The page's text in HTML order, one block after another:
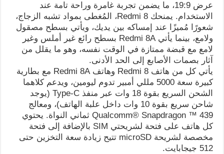
عرض 19:9، ما يضمن تجربة غامرة وراحة تامة عند
الاستخدام. يمنحك Redmi 8، المُغطى بمواد تشبه الزجاج،
شعورًا مُميزًا عند إمساكه بين يديك، ويأتي بسطح مصقول
ولامع، بينما يأتي Redmi 8A بسطح رائع غير أملس وغير
لامع مع قبضة ممتازة في الوقت نفسه، وهو ما يقلل من
آثار بصمات الأصابع إلى الحد الأدنى.
يأتي كل من هاتف Redmi 8 وهاتف Redmi 8A مع بطارية
كبيرة سعة 5000 مللي أمبير تدوم ليومين، ويدعم كلاهما
الشحن السريع بقوة 18 وات عبر منفذ Type-C (يوجد
شاحن سريع بقوة 10 وات داخل علبة الهاتف)، ومعالج
Qualcomm® Snapdragon ™ 439 ثماني النواة. يحتوي
كل هاتف على فتحة لشريحتي SIM بالإضافة إلى فتحة
مخصصة لشريحة microSD تتيح زيادة سعة التخزين حتى
512 جيجابايت.